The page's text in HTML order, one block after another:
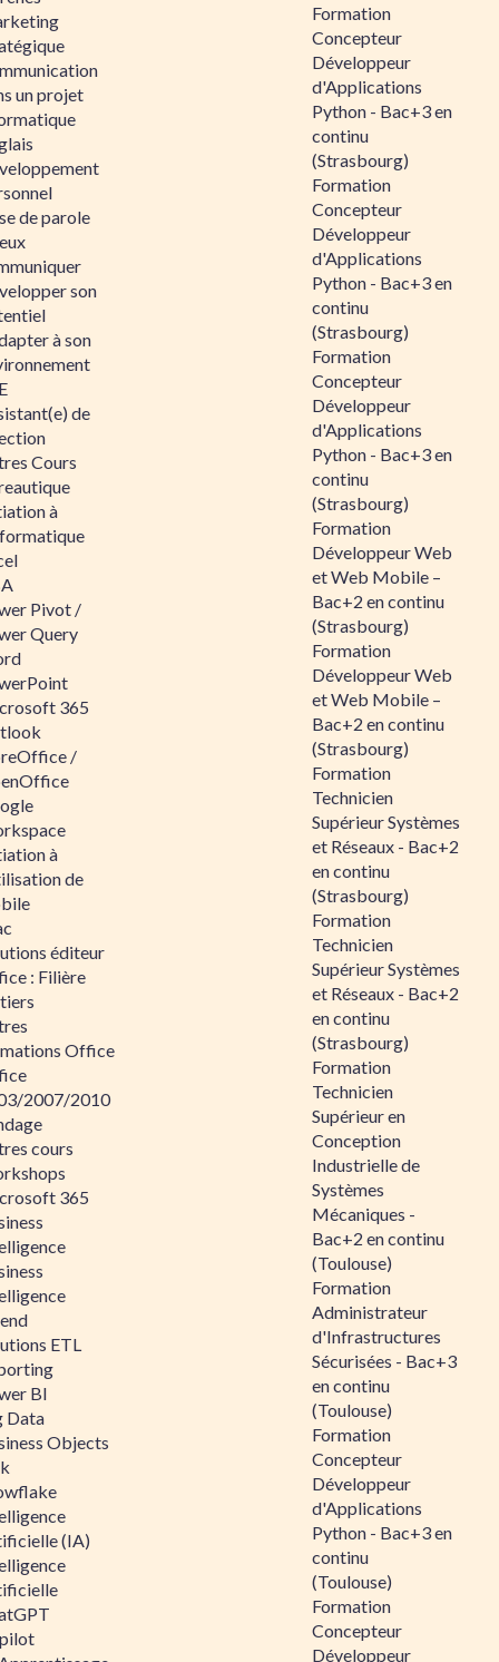
un projet
de parole
son
à son
de
Cours
à
Pivot /
Query
365
/
à
de
éditeur
: Filière
Office
2007/2010
cours
365
ETL
BI
Data
Objects
(IA)
Formation
Concepteur
Développeur
d'Applications
Python - Bac+3 en
continu
(Strasbourg)
Formation
Concepteur
Développeur
d'Applications
Python - Bac+3 en
continu
(Strasbourg)
Formation
Concepteur
Développeur
d'Applications
Python - Bac+3 en
continu
(Strasbourg)
Formation
Développeur Web
et Web Mobile –
Bac+2 en continu
(Strasbourg)
Formation
Développeur Web
et Web Mobile –
Bac+2 en continu
(Strasbourg)
Formation
Technicien
Supérieur Systèmes
et Réseaux - Bac+2
en continu
(Strasbourg)
Formation
Technicien
Supérieur Systèmes
et Réseaux - Bac+2
en continu
(Strasbourg)
Formation
Technicien
Supérieur en
Conception
Industrielle de
Systèmes
Mécaniques -
Bac+2 en continu
(Toulouse)
Formation
Administrateur
d'Infrastructures
Sécurisées - Bac+3
en continu
(Toulouse)
Formation
Concepteur
Développeur
d'Applications
Python - Bac+3 en
continu
(Toulouse)
Formation
Concepteur
Développeur